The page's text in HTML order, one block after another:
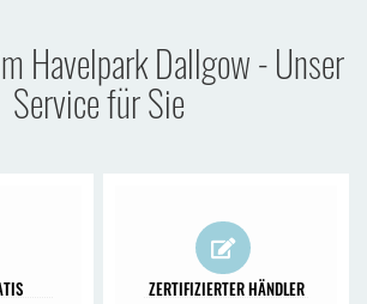
Havelpark Dallgow - Unser
Service für Sie
ZERTIFIZIERTER HÄNDLER